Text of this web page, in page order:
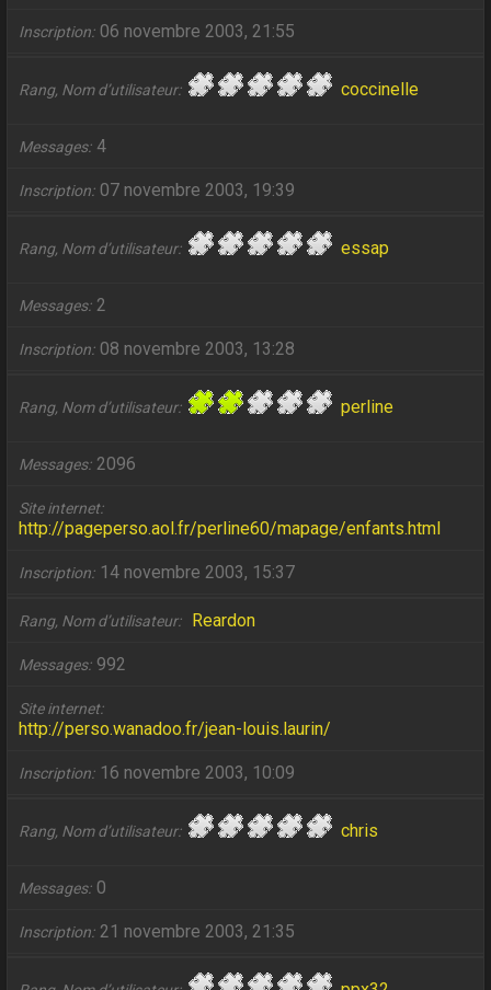
Inscription 06 novembre 2003, 21:55
Rang, Nom d’utilisateur coccinelle
Messages 4
Inscription 07 novembre 2003, 19:39
Rang, Nom d’utilisateur essap
Messages 2
Inscription 08 novembre 2003, 13:28
Rang, Nom d’utilisateur perline
Messages 2096
Site internet
http://pageperso.aol.fr/perline60/mapage/enfants.html
Inscription 14 novembre 2003, 15:37
Rang, Nom d’utilisateur Reardon
Messages 992
Site internet
http://perso.wanadoo.fr/jean-louis.laurin/
Inscription 16 novembre 2003, 10:09
Rang, Nom d’utilisateur chris
Messages 0
Inscription 21 novembre 2003, 21:35